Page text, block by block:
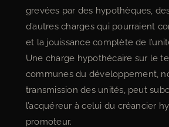
grevées par des hypothèques,
d’autres charges qui pourraient
et la jouissance complète de
Une charge hypothécaire sur le
communes du développement,
transmission des unités, peut
l’acquéreur à celui du créancier
promoteur.